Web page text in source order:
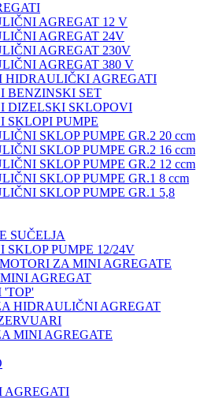
AGREGAT 12 V
AGREGAT 24V
AGREGAT 230V
AGREGAT 380 V
HIDRAULIČKI AGREGATI
BENZINSKI SET
DIZELSKI SKLOPOVI
SKLOPI PUMPE
SKLOP PUMPE GR.2 20 ccm
SKLOP PUMPE GR.2 16 ccm
SKLOP PUMPE GR.2 12 ccm
SKLOP PUMPE GR.1 8 ccm
SKLOP PUMPE GR.1 5,8
SUČELJA
PUMPE 12/24V
ZA MINI AGREGATE
AGREGAT
'TOP'
HIDRAULIČNI AGREGAT
MINI AGREGATE
AGREGATI